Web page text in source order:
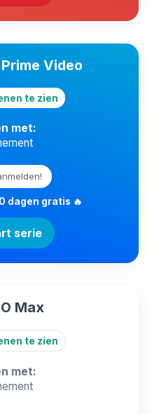
Video
te zien
met:
dagen gratis 🔥
serie
Max
te zien
met: